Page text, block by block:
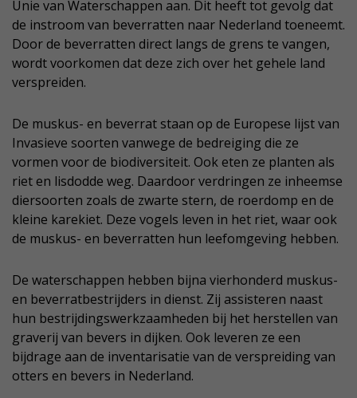
Unie van Waterschappen aan. Dit heeft tot gevolg dat
de instroom van beverratten naar Nederland toeneemt.
Door de beverratten direct langs de grens te vangen,
wordt voorkomen dat deze zich over het gehele land
verspreiden.
De muskus- en beverrat staan op de Europese lijst van
Invasieve soorten vanwege de bedreiging die ze
vormen voor de biodiversiteit. Ook eten ze planten als
riet en lisdodde weg. Daardoor verdringen ze inheemse
diersoorten zoals de zwarte stern, de roerdomp en de
kleine karekiet. Deze vogels leven in het riet, waar ook
de muskus- en beverratten hun leefomgeving hebben.
De waterschappen hebben bijna vierhonderd muskus-
en beverratbestrijders in dienst. Zij assisteren naast
hun bestrijdingswerkzaamheden bij het herstellen van
graverij van bevers in dijken. Ook leveren ze een
bijdrage aan de inventarisatie van de verspreiding van
otters en bevers in Nederland.